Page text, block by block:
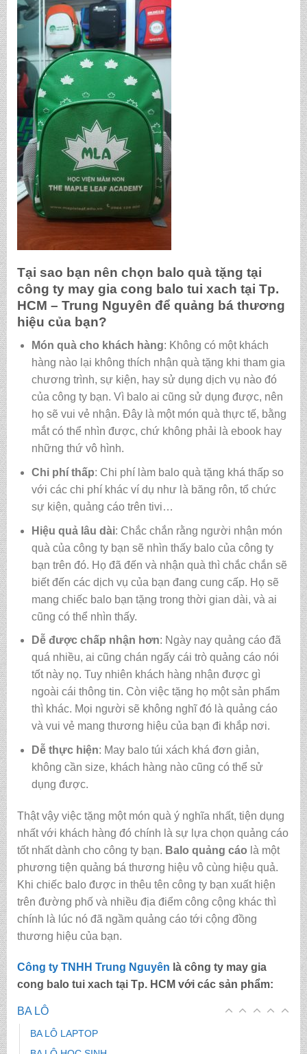
Tại sao bạn nên chọn balo quà tặng tại
công ty may gia cong balo tui xach tại Tp.
HCM – Trung Nguyên để quảng bá thương
hiệu của bạn?
Món quà cho khách hàng: Không có một khách
hàng nào lại không thích nhận quà tặng khi tham gia
chương trình, sự kiện, hay sử dụng dịch vụ nào đó
của công ty bạn. Vì balo ai cũng sử dụng được, nên
họ sẽ vui vẻ nhận. Đây là một món quà thực tế, bằng
mắt có thể nhìn được, chứ không phải là ebook hay
những thứ vô hình.
Chi phí thấp: Chi phí làm balo quà tặng khá thấp so
với các chi phí khác ví dụ như là băng rôn, tổ chức
sự kiện, quảng cáo trên tivi…
Hiệu quả lâu dài: Chắc chắn rằng người nhận món
quà của công ty bạn sẽ nhìn thấy balo của công ty
bạn trên đó. Họ đã đến và nhận quà thì chắc chắn sẽ
biết đến các dịch vụ của bạn đang cung cấp. Họ sẽ
mang chiếc balo bạn tặng trong thời gian dài, và ai
cũng có thể nhìn thấy.
Dễ được chấp nhận hơn: Ngày nay quảng cáo đã
quá nhiều, ai cũng chán ngấy cái trò quảng cáo nói
tốt này nọ. Tuy nhiên khách hàng nhận được gì
ngoài cái thông tin. Còn việc tặng họ một sản phẩm
thì khác. Mọi người sẽ không nghĩ đó là quảng cáo
và vui vẻ mang thương hiệu của bạn đi khắp nơi.
Dễ thực hiện: May balo túi xách khá đơn giản,
không cần size, khách hàng nào cũng có thể sử
dụng được.
Thật vậy việc tặng một món quà ý nghĩa nhất, tiện dụng
nhất với khách hàng đó chính là sự lựa chọn quảng cáo
tốt nhất dành cho công ty bạn. Balo quảng cáo là một
phương tiện quảng bá thương hiệu vô cùng hiệu quả.
Khi chiếc balo được in thêu tên công ty bạn xuất hiện
trên đường phố và nhiều địa điểm công cộng khác thì
chính là lúc nó đã ngầm quảng cáo tới cộng đồng
thương hiệu của bạn.
Công ty TNHH Trung Nguyên là công ty may gia
cong balo tui xach tại Tp. HCM với các sản phẩm:
BA LÔ
BA LÔ LAPTOP